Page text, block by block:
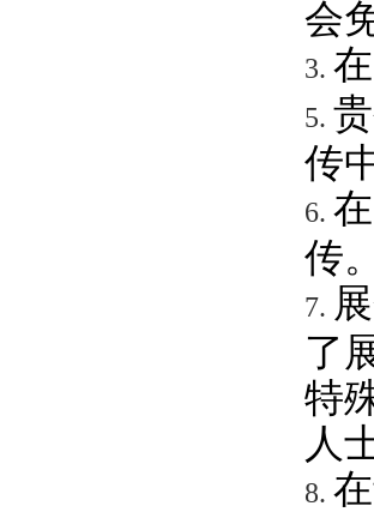
会
3.
5.
传
6.
传
7.
了
特
人
8.